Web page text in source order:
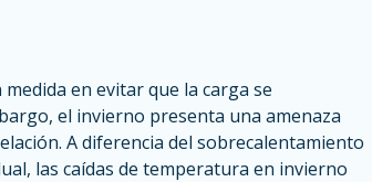
en evitar que la carga se
el invierno presenta una amenaza
A diferencia del sobrecalentamiento
las caídas de temperatura en invierno